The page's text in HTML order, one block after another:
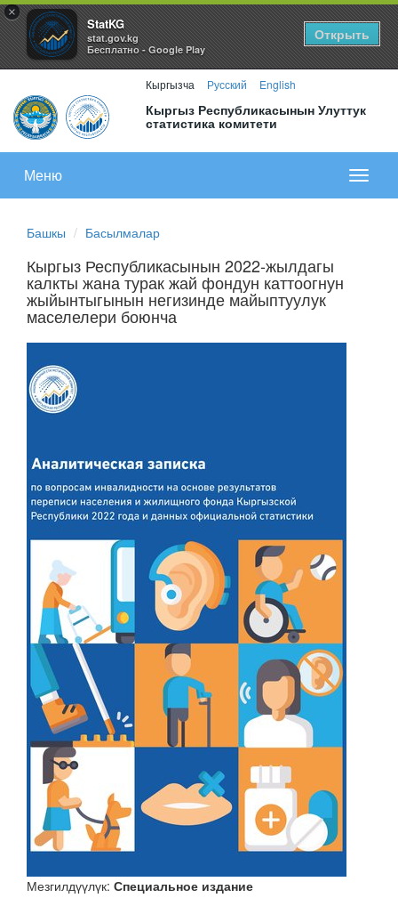
×
StatKG
stat.gov.kg
Бесплатно - Google Play
Открыть
Кыргызча Русский English
Кыргыз Республикасынын Улуттук
статистика комитети
меню
Меню
Башкы Басылмалар
Кыргыз Республикасынын 2022-жылдагы
калкты жана турак жай фондун каттоогнун
жыйынтыгынын негизинде майыптуулук
маселелери боюнча
Мезгилдүүлүк: Специальное издание